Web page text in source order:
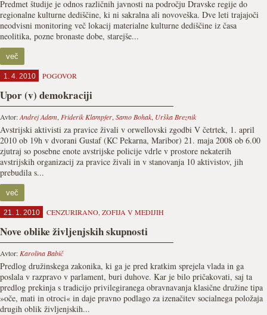
Predmet študije je odnos različnih javnosti na področju Dravske regije do
regionalne kulturne dediščine, ki ni sakralna ali novoveška. Dve leti trajajoči
neodvisni monitoring več lokacij materialne kulturne dediščine iz časa
neolitika, pozne bronaste dobe, starejše...
več
1. 4. 2010 POGOVOR
Upor (v) demokraciji
Avtor:Andrej Adam, Friderik Klampfer, Samo Bohak, Urška Breznik
Avstrijski aktivisti za pravice živali v orwellovski zgodbi V četrtek, 1. april
2010 ob 19h v dvorani Gustaf (KC Pekarna, Maribor) 21. maja 2008 ob 6.00
zjutraj so posebne enote avstrijske policije vdrle v prostore nekaterih
avstrijskih organizacij za pravice živali in v stanovanja 10 aktivistov, jih
prebudila s...
več
21. 1. 2010 CENZURIRANO, ZOFIJA V MEDIJIH
Nove oblike življenjskih skupnosti
Avtor: Karolina Babič
Predlog družinskega zakonika, ki ga je pred kratkim sprejela vlada in ga
poslala v razpravo v parlament, buri duhove. Kar je bilo pričakovati, saj ta
predlog prekinja s tradicijo privilegiranega obravnavanja klasične družine tipa
»oče, mati in otroci« in daje pravno podlago za izenačitev socialnega položaja
drugih oblik življenjskih...